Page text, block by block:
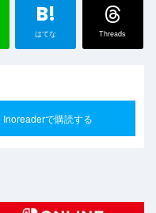
B!
はてな Threads
Inoreaderで購読する